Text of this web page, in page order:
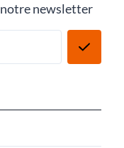
notre newsletter